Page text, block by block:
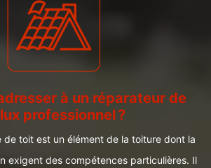
à un réparateur de
professionnel ?
de toit est un élément de la toiture dont la
exigent des compétences particulières. Il